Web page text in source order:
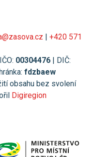
| +420 571
00304476| DIČ:
fdzbaew
obsahu bez svolení
Digiregion